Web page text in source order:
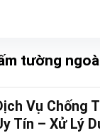
tường
Vụ Chống
Tín – Xử Lý